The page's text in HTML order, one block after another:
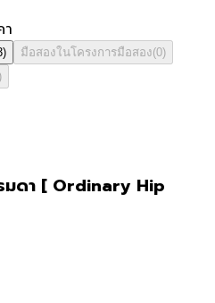
) มือสองในโครงการมือสอง(0)
มดา [ Ordinary Hip